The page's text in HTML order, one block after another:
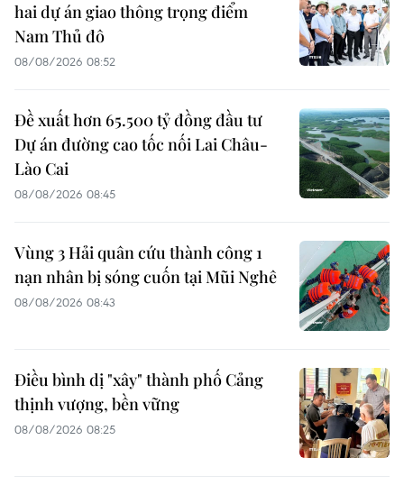
hai dự án giao thông trọng điểm
Nam Thủ đô
08/08/2026 08:52
Đề xuất hơn 65.500 tỷ đồng đầu tư
Dự án đường cao tốc nối Lai Châu-
Lào Cai
08/08/2026 08:45
Vùng 3 Hải quân cứu thành công 1
nạn nhân bị sóng cuốn tại Mũi Nghê
08/08/2026 08:43
Điều bình dị "xây" thành phố Cảng
thịnh vượng, bền vững
08/08/2026 08:25